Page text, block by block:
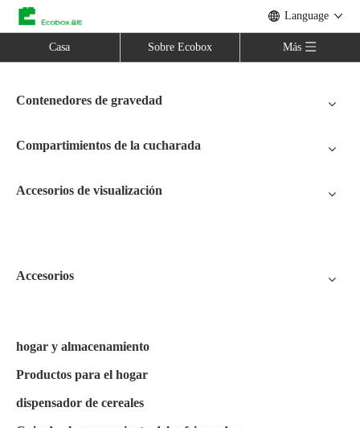
Language
Casa Sobre Ecobox Más
Contenedores de gravedad
Compartimientos de la cucharada
Accesorios de visualización
Accesorios
hogar y almacenamiento
Productos para el hogar
dispensador de cereales